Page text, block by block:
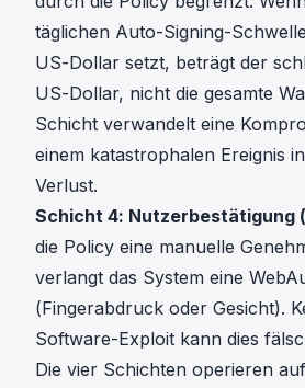
täglichen Auto-Signing-
US-Dollar setzt, beträgt der
US-Dollar, nicht die gesamte
Schicht verwandelt eine
einem katastrophalen Ereignis
Verlust.
Schicht 4: Nutzerbestätigung
die Policy eine manuelle
verlangt das System eine
(Fingerabdruck oder Gesicht).
Software-Exploit kann dies
Die vier Schichten operieren